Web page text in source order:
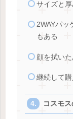
サイズと
2WAYパッ
もある
顔を拭い
継続して
コスモ